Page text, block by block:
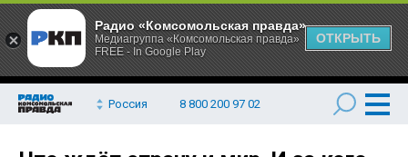
Россия 8 800 200 97 02
Радио «Комсомольская правда»
Медиагруппа «Комсомольская правда»
FREE - In Google Play
ОТКРЫТЬ